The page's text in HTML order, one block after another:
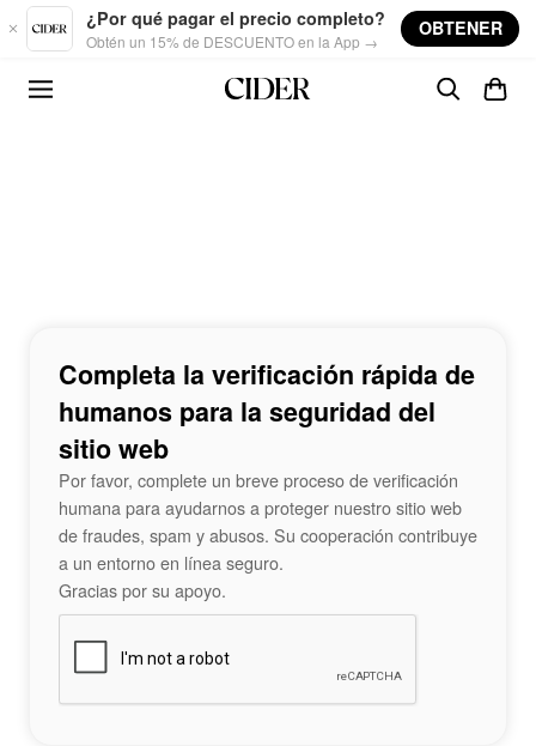
Skip to main content
¿Por qué pagar el precio completo?
Obtén un 15% de DESCUENTO en la App →
OBTENER
Completa la verificación rápida de
humanos para la seguridad del
sitio web
Por favor, complete un breve proceso de verificación
humana para ayudarnos a proteger nuestro sitio web
de fraudes, spam y abusos. Su cooperación contribuye
a un entorno en línea seguro.
Gracias por su apoyo.